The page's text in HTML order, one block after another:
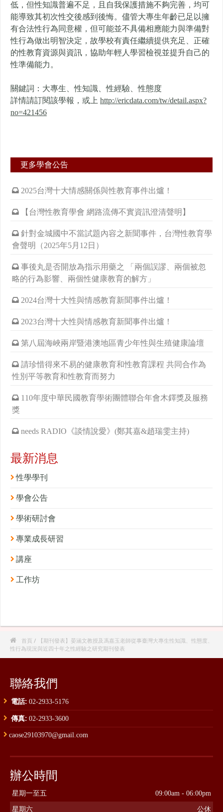
低，但性知識普遍不足，且自我保護措施不夠完善，均可
能導致其初次性交後感到後悔。儘管大專生年齡已足以擁
有合法性行為同意權，但可能並不具備相應能力與準備對
性行為做出明智決定，故學校有責任繼續提供充足、正確
的性教育資源與資訊，協助年輕人學習檢視並提升自己的
性準備能力。
關鍵詞：大專生、性知識、性經驗、性態度
詳情請訂閱該學報，或上 http://ericdata.com/tw/detail.aspx?
no=421456
更多學會公告
2025台灣十大情感關係與性教育事件出爐！
【台灣性教育學會 網路流傳不實資訊澄清聲明】
針對金城國中不當試題內容之新聞事件，台灣性教育學
會聲明（2025年5月12日）
事後丸是否開放為指示用藥之 「兩個誤謬、兩個被忽
略的行為影響、兩個性健康教育的解方」
2024台灣十大性與情感教育新聞事件出爐！
2023台灣十大性與情感教育新聞事件出爐！
第八屆海峽兩岸暨港澳地區青少年性與生殖健康論壇
請珍惜得來不易的健康教育和性教育課程 共同合作為
性別平等教育和性教育而努力
110年度中華民國教育學術團體聯合年會木鐸獎及服務
獎
needs RADIO《談情說愛》(鄭其嘉&趙瑞雯主持)
最新消息
性學學刊
學會公告
學術研討會
專業成長研習
講座
工作坊
 首頁 / 【期刊發表】晏涵文教授及馮嘉玉老師從事臺灣大專生性知識、性態度、
性行為現況與近四十年之性經驗之研究期刊發表
聯絡我們
電話: 02-2933-5176
傳真: 02-2933-3600
caose29103970@gmail.com
辦公時間
星期一至五 09:00am - 06:00pm
星期六 公休